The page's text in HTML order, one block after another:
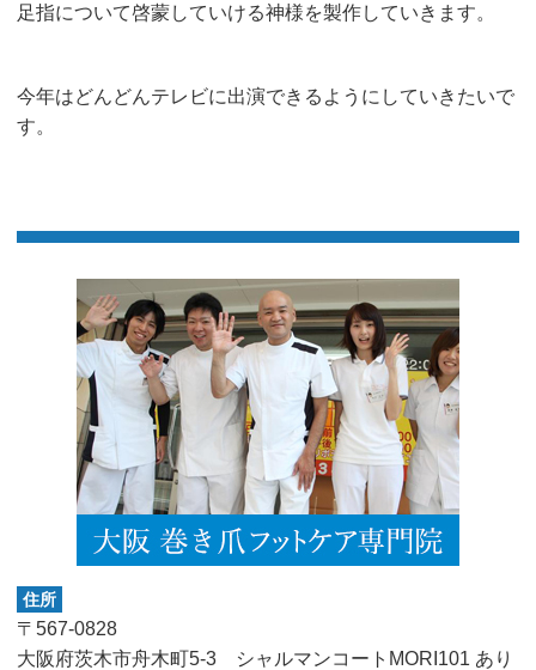
足指について啓蒙していける神様を製作していきます。
今年はどんどんテレビに出演できるようにしていきたいで
す。
住所
〒567-0828
大阪府茨木市舟木町5-3 シャルマンコートMORI101 あり